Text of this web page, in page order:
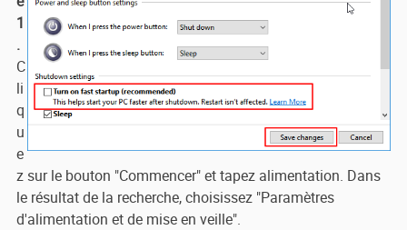
1
.
C
li
q
u
e
z sur le bouton "Commencer" et tapez alimentation. Dans
le résultat de la recherche, choisissez "Paramètres
d'alimentation et de mise en veille".